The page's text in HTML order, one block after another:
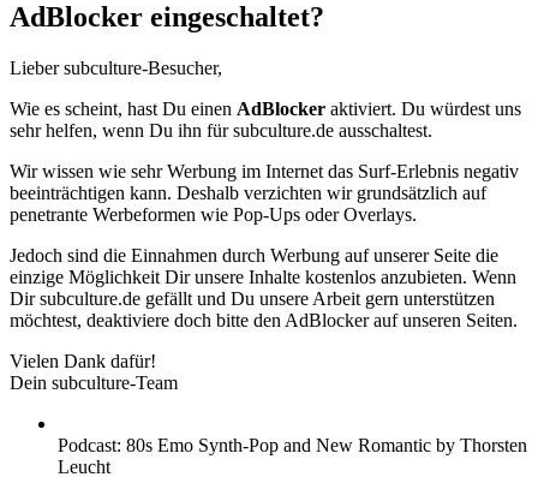
AdBlocker eingeschaltet?
Lieber subculture-Besucher,
Wie es scheint, hast Du einen AdBlocker aktiviert. Du würdest uns
sehr helfen, wenn Du ihn für subculture.de ausschaltest.
Wir wissen wie sehr Werbung im Internet das Surf-Erlebnis negativ
beeinträchtigen kann. Deshalb verzichten wir grundsätzlich auf
penetrante Werbeformen wie Pop-Ups oder Overlays.
Jedoch sind die Einnahmen durch Werbung auf unserer Seite die
einzige Möglichkeit Dir unsere Inhalte kostenlos anzubieten. Wenn
Dir subculture.de gefällt und Du unsere Arbeit gern unterstützen
möchtest, deaktiviere doch bitte den AdBlocker auf unseren Seiten.
Vielen Dank dafür!
Dein subculture-Team
Podcast: 80s Emo Synth-Pop and New Romantic by Thorsten
Leucht